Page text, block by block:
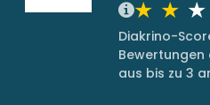
Diakrino-
Bewertungen
aus bis zu 3